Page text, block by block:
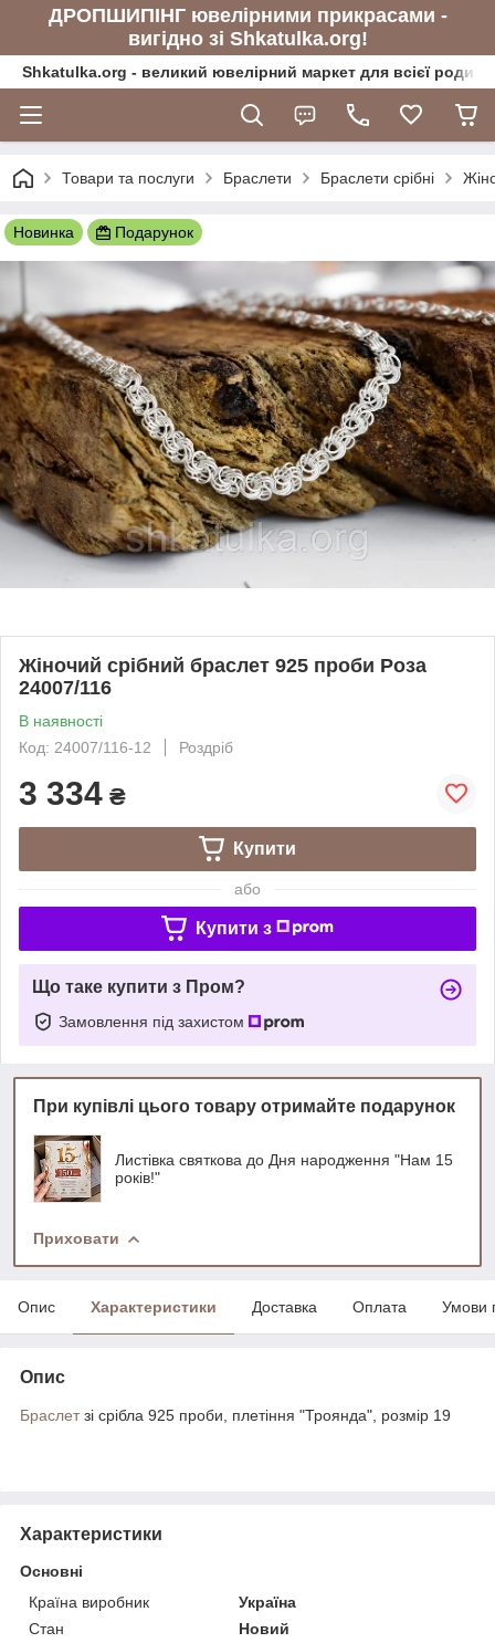
ДРОПШИПІНГ ювелірними прикрасами -
вигідно зі Shkatulka.org!
Shkatulka.org - великий ювелірний маркет для всієї
Товари та послуги Браслети Браслети срібні
Новинка Подарунок
Жіночий срібний браслет 925 проби Роза
24007/116
В наявності
Код: 24007/116-12
Роздріб
3 334 ₴
Купити
або
Купити з
Що таке купити з Пром?
Замовлення під захистом
При купівлі цього товару отримайте подарунок
Листівка святкова до Дня народження "Нам 15
років!"
Приховати
Опис Характеристики Доставка Оплата Умови
Опис
Браслетзі срібла 925 проби, плетіння "Троянда", розмір 19
Характеристики
Основні
Країна виробник
Україна
Стан
Новий